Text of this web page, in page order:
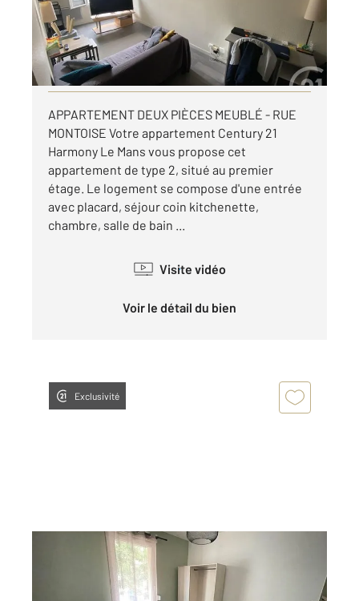
495 €
par mois charges comprises
Visiter le site dédié
APPARTEMENT DEUX PIÈCES MEUBLÉ - RUE
MONTOISE Votre appartement Century 21
Harmony Le Mans vous propose cet
appartement de type 2, situé au premier
étage. Le logement se compose d'une entrée
avec placard, séjour coin kitchenette,
chambre, salle de bain ...
Visite vidéo
Voir le détail du bien
Exclusivité
LE MANS 72
, 1 pièce
Ref : 44609